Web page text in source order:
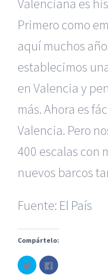
Valenciana es
Primero como
aquí muchos
establecimos
en Valencia y
más. Ahora es
Valencia. Pero
400 escalas con
nuevos barcos
Fuente: El País
Compártelo:
Haz
clic
Haz
clic
|Recursos
Abogados Alicante
Servicios de nuestra
|Formación para
Accidentes de
© Copyright 2010 -